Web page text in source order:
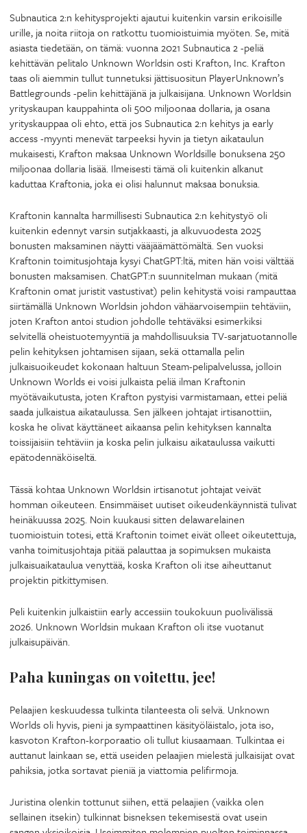
Subnautica 2:n kehitysprojekti ajautui kuitenkin varsin erikoisille
urille, ja noita riitoja on ratkottu tuomioistuimia myöten. Se, mitä
asiasta tiedetään, on tämä: vuonna 2021 Subnautica 2 -peliä
kehittävän pelitalo Unknown Worldsin osti Krafton, Inc. Krafton
taas oli aiemmin tullut tunnetuksi jättisuositun PlayerUnknown’s
Battlegrounds -pelin kehittäjänä ja julkaisijana. Unknown Worldsin
yrityskaupan kauppahinta oli 500 miljoonaa dollaria, ja osana
yrityskauppaa oli ehto, että jos Subnautica 2:n kehitys ja early
access -myynti menevät tarpeeksi hyvin ja tietyn aikataulun
mukaisesti, Krafton maksaa Unknown Worldsille bonuksena 250
miljoonaa dollaria lisää. Ilmeisesti tämä oli kuitenkin alkanut
kaduttaa Kraftonia, joka ei olisi halunnut maksaa bonuksia.
Kraftonin kannalta harmillisesti Subnautica 2:n kehitystyö oli
kuitenkin edennyt varsin sutjakkaasti, ja alkuvuodesta 2025
bonusten maksaminen näytti vääjäämättömältä. Sen vuoksi
Kraftonin toimitusjohtaja kysyi ChatGPT:ltä, miten hän voisi välttää
bonusten maksamisen. ChatGPT:n suunnitelman mukaan (mitä
Kraftonin omat juristit vastustivat) pelin kehitystä voisi rampauttaa
siirtämällä Unknown Worldsin johdon vähäarvoisempiin tehtäviin,
joten Krafton antoi studion johdolle tehtäväksi esimerkiksi
selvitellä oheistuotemyyntiä ja mahdollisuuksia TV-sarjatuotannolle
pelin kehityksen johtamisen sijaan, sekä ottamalla pelin
julkaisuoikeudet kokonaan haltuun Steam-pelipalvelussa, jolloin
Unknown Worlds ei voisi julkaista peliä ilman Kraftonin
myötävaikutusta, joten Krafton pystyisi varmistamaan, ettei peliä
saada julkaistua aikataulussa. Sen jälkeen johtajat irtisanottiin,
koska he olivat käyttäneet aikaansa pelin kehityksen kannalta
toissijaisiin tehtäviin ja koska pelin julkaisu aikataulussa vaikutti
epätodennäköiseltä.
Tässä kohtaa Unknown Worldsin irtisanotut johtajat veivät
homman oikeuteen. Ensimmäiset uutiset oikeudenkäynnistä tulivat
heinäkuussa 2025. Noin kuukausi sitten delawarelainen
tuomioistuin totesi, että Kraftonin toimet eivät olleet oikeutettuja,
vanha toimitusjohtaja pitää palauttaa ja sopimuksen mukaista
julkaisuaikataulua venyttää, koska Krafton oli itse aiheuttanut
projektin pitkittymisen.
Peli kuitenkin julkaistiin early accessiin toukokuun puolivälissä
2026. Unknown Worldsin mukaan Krafton oli itse vuotanut
julkaisupäivän.
Paha kuningas on voitettu, jee!
Pelaajien keskuudessa tulkinta tilanteesta oli selvä. Unknown
Worlds oli hyvis, pieni ja sympaattinen käsityöläistalo, jota iso,
kasvoton Krafton-korporaatio oli tullut kiusaamaan. Tulkintaa ei
auttanut lainkaan se, että useiden pelaajien mielestä julkaisijat ovat
pahiksia, jotka sortavat pieniä ja viattomia pelifirmoja.
Juristina olenkin tottunut siihen, että pelaajien (vaikka olen
sellainen itsekin) tulkinnat bisneksen tekemisestä ovat usein